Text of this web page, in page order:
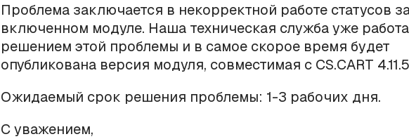
Проблема заключается в некорректной работе статусов
включенном модуле. Наша техническая служба уже
решением этой проблемы и в самое скорое время будет
опубликована версия модуля, совместимая с CS.CART
Ожидаемый срок решения проблемы: 1-3 рабочих дня.
С уважением,